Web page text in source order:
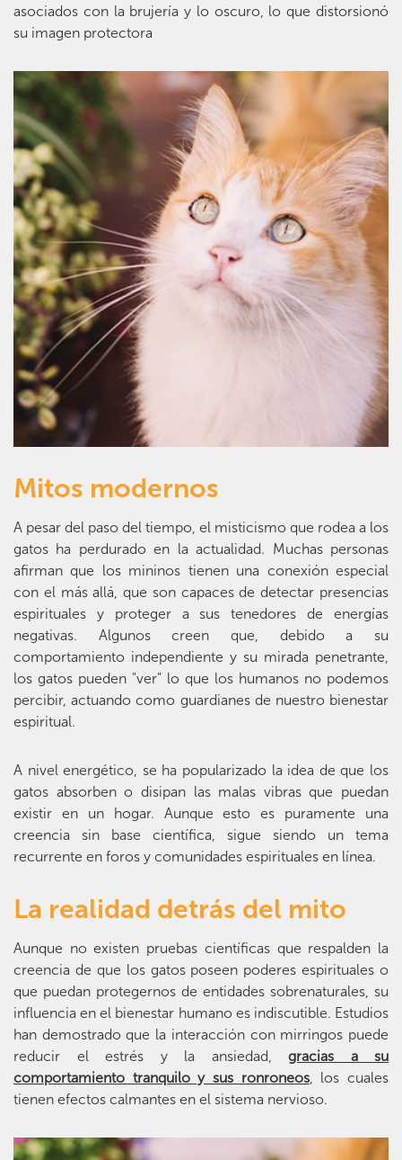
asociados con la brujería y lo oscuro, lo que distorsionó
su imagen protectora
Mitos modernos
A pesar del paso del tiempo, el misticismo que rodea a los
gatos ha perdurado en la actualidad. Muchas personas
afirman que los mininos tienen una conexión especial
con el más allá, que son capaces de detectar presencias
espirituales y proteger a sus tenedores de energías
negativas. Algunos creen que, debido a su
comportamiento independiente y su mirada penetrante,
los gatos pueden "ver" lo que los humanos no podemos
percibir, actuando como guardianes de nuestro bienestar
espiritual.
A nivel energético, se ha popularizado la idea de que los
gatos absorben o disipan las malas vibras que puedan
existir en un hogar. Aunque esto es puramente una
creencia sin base científica, sigue siendo un tema
recurrente en foros y comunidades espirituales en línea.
La realidad detrás del mito
Aunque no existen pruebas científicas que respalden la
creencia de que los gatos poseen poderes espirituales o
que puedan protegernos de entidades sobrenaturales, su
influencia en el bienestar humano es indiscutible. Estudios
han demostrado que la interacción con mirringos puede
reducir el estrés y la ansiedad, gracias a su
comportamiento tranquilo y sus ronroneos, los cuales
tienen efectos calmantes en el sistema nervioso.